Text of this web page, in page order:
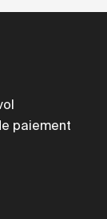
paiement